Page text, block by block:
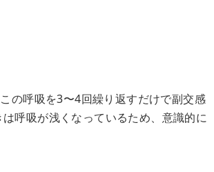
の呼吸を3〜4回繰り返すだけで副交感
呼吸が浅くなっているため、意識的に